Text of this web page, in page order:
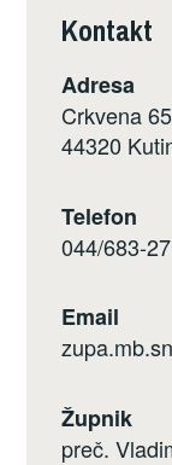
Kontakt
Adresa
Crkvena 65
44320
Telefon
044/683-
Email
Župnik
preč.